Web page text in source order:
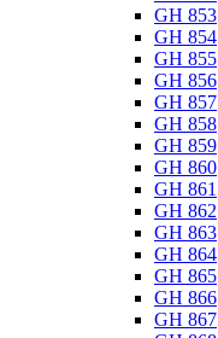
GH 853
GH 854
GH 855
GH 856
GH 857
GH 858
GH 859
GH 860
GH 861
GH 862
GH 863
GH 864
GH 865
GH 866
GH 867